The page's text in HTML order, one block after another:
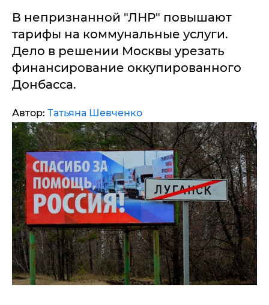
В непризнанной "ЛНР" повышают
тарифы на коммунальные услуги.
Дело в решении Москвы урезать
финансирование оккупированного
Донбасса.
Автор: Татьяна Шевченко